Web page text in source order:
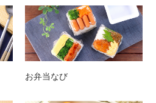
お弁当なび